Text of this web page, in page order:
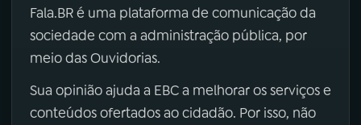
Fala.BR é uma plataforma de comunicação da
sociedade com a administração pública, por
meio das Ouvidorias.
Sua opinião ajuda a EBC a melhorar os serviços e
conteúdos ofertados ao cidadão. Por isso, não